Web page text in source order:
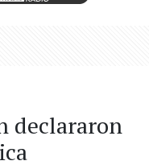
declararon